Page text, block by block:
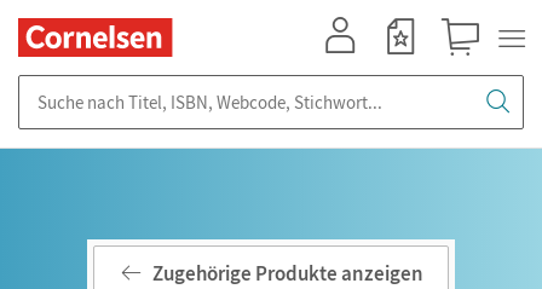
Zugehörige Produkte anzeigen